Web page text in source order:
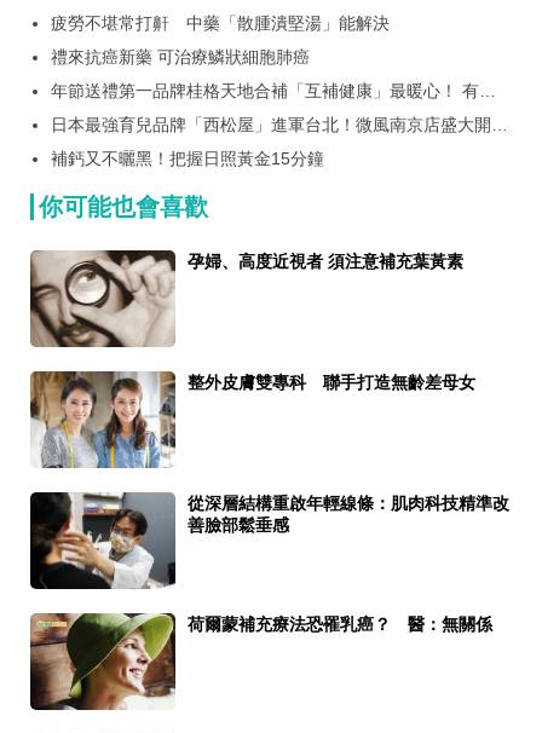
疲勞不堪常打鼾 中藥「散腫潰堅湯」能解決
禮來抗癌新藥 可治療鱗狀細胞肺癌
年節送禮第一品牌桂格天地合補「互補健康」最暖心！ 有認
證才是真心意！唯一國家護肝認證*桂格養氣人蔘穩坐健康送
禮 NO.1 桂格推LINE FRIENDS在地特色行李箱限量組，再送
10萬黃金刮刮卡
日本最強育兒品牌「西松屋」進軍台北！微風南京店盛大開幕
推出首創限定好禮、熱銷款強勢登場！目標拓20 家全台門市
補鈣又不曬黑！把握日照黃金15分鐘
你可能也會喜歡
孕婦、高度近視者 須注意補充葉黃素
整外皮膚雙專科 聯手打造無齡差母女
從深層結構重啟年輕線條：肌肉科技精準改
善臉部鬆垂感
荷爾蒙補充療法恐罹乳癌？ 醫：無關係